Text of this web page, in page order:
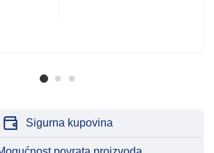
Sigurna kupovina